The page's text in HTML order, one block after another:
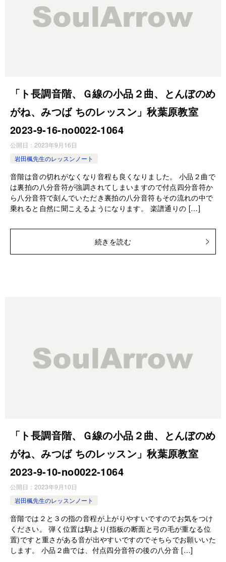
「ト長調音階、Ｇ線の小品２曲、とんぼのめ
がね、みつば ちのレッスン」秋葉原教室
2023-9-16-no0022-1064
公開日： 2023年9月16日
岩田楓先生のレッスンノート
音階は音の切れがなくなり音程も良くなりました。 小品２曲で
は裏拍の八分音符が強調されてしまいますので付点四分音符か
ら八分音符で刻んでいただき裏拍の八分音符もその流れの中で
乗れると自然に聞こえるようになります。 楽譜通りの […]
続きを読む
「ト長調音階、Ｇ線の小品２曲、とんぼのめ
がね、みつば ちのレッスン」秋葉原教室
2023-9-10-no0022-1064
公開日： 2023年9月10日
岩田楓先生のレッスンノート
音階では２と３の指の音程が上がりやすいですのでお気をつけ
ください。 弾く位置は駒より(指板の断面と弓の毛が重なる位
置)ですと重さがある音が出やすいですのでそちらでお願いいた
します。 小品２曲では、付点四分音符の後の八分音 […]